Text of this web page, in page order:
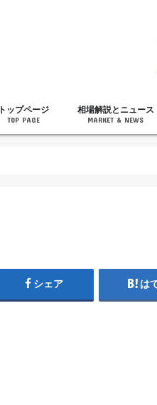
トップページ
TOP PAGE
相場解説とニュース
MARKET & NEWS
シェア は